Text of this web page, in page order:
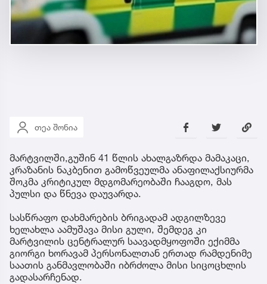
თეა შონია
მარტვილში,გუშინ 41 წლის ახალგაზრდა მამაკაცი,
კრაზანის ნაკბენით გამოწვეულმა ანაფილაქსიურმა
შოკმა კრიტიკულ მდგომარეობაში ჩააგდო, მას
პულსი და წნევა დაუვარდა.
სასწრაფო დახმარების ბრიგადამ ადგილზევე
ხელახლა აამუშავა მისი გული, შემდეგ კი
მარტვილის ცენტრალურ საავადმყოფოში ექიმმა
გიორგი ხორავამ პერსონალთან ერთად რამდენიმე
საათის განმავლობაში იბრძოლა მისი სიცოცხლის
გადასარჩენად.